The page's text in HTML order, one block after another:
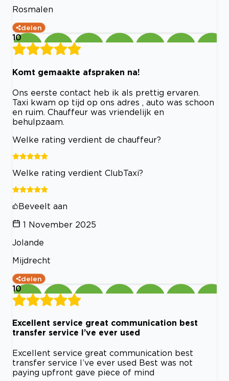
Rosmalen
delen
10
Komt gemaakte afspraken na!
Ons eerste contact heb ik als prettig ervaren.
Taxi kwam op tijd op ons adres , auto was schoon
en ruim. Chauffeur was vriendelijk en
behulpzaam.
Welke rating verdient de chauffeur?
Welke rating verdient ClubTaxi?
Beveelt aan
1 November 2025
Jolande
Mijdrecht
delen
10
Excellent service great communication best
transfer service I’ve ever used
Excellent service great communication best
transfer service I’ve ever used Best was not
paying upfront gave piece of mind